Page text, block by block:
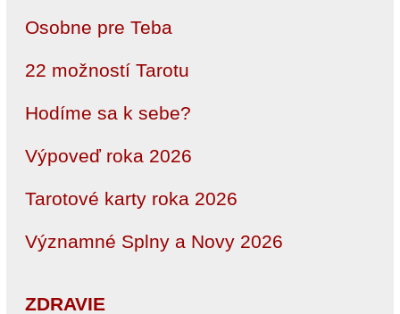
Osobne pre Teba
22 možností Tarotu
Hodíme sa k sebe?
Výpoveď roka 2026
Tarotové karty roka 2026
Významné Splny a Novy 2026
ZDRAVIE